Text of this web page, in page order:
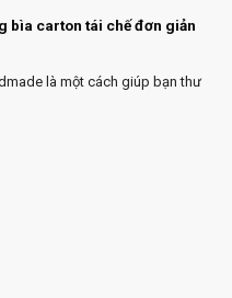
bìa carton tái chế đơn giản
là một cách giúp bạn thư